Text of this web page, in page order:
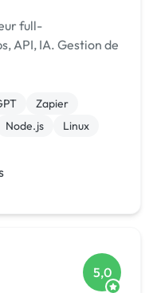
full-
API, IA. Gestion de
Zapier
Node.js
Linux
5,0